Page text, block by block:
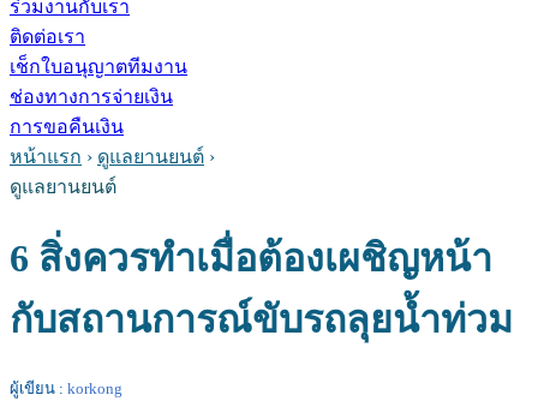
ร่วมงานกับเรา
ติดต่อเรา
เช็กใบอนุญาตทีมงาน
ช่องทางการจ่ายเงิน
การขอคืนเงิน
หน้าแรก › ดูแลยานยนต์ ›
ดูแลยานยนต์
6 สิ่งควรทำเมื่อต้องเผชิญหน้า
กับสถานการณ์ขับรถลุยน้ำท่วม
ผู้เขียน : korkong